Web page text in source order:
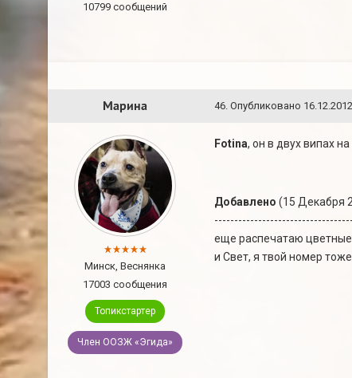
10799 сообщений
Марина 46. Опубликовано
Минск, Веснянка
17003 сообщения
Топикстартер
Член ООЗЖ «Эгида»
Fotina, он в двух випах
Добавлено (15 Декабря
еще распечатаю цветные
и Свет, я твой номер